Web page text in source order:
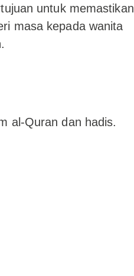
untuk memastikan
masa kepada wanita
al-Quran dan hadis.